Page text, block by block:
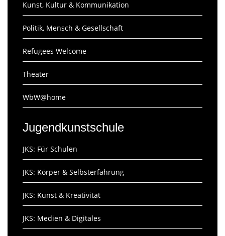
Kunst, Kultur & Kommunikation
Politik, Mensch & Gesellschaft
Refugees Welcome
Theater
WbW@home
Jugendkunstschule
JKS: Für Schulen
JKS: Körper & Selbsterfahrung
JKS: Kunst & Kreativität
JKS: Medien & Digitales